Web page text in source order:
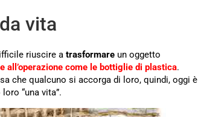
vita
riuscire a trasformare un oggetto
all’operazione come le bottiglie di plastica.
che qualcuno si accorga di loro, quindi, oggi è
“una vita”.